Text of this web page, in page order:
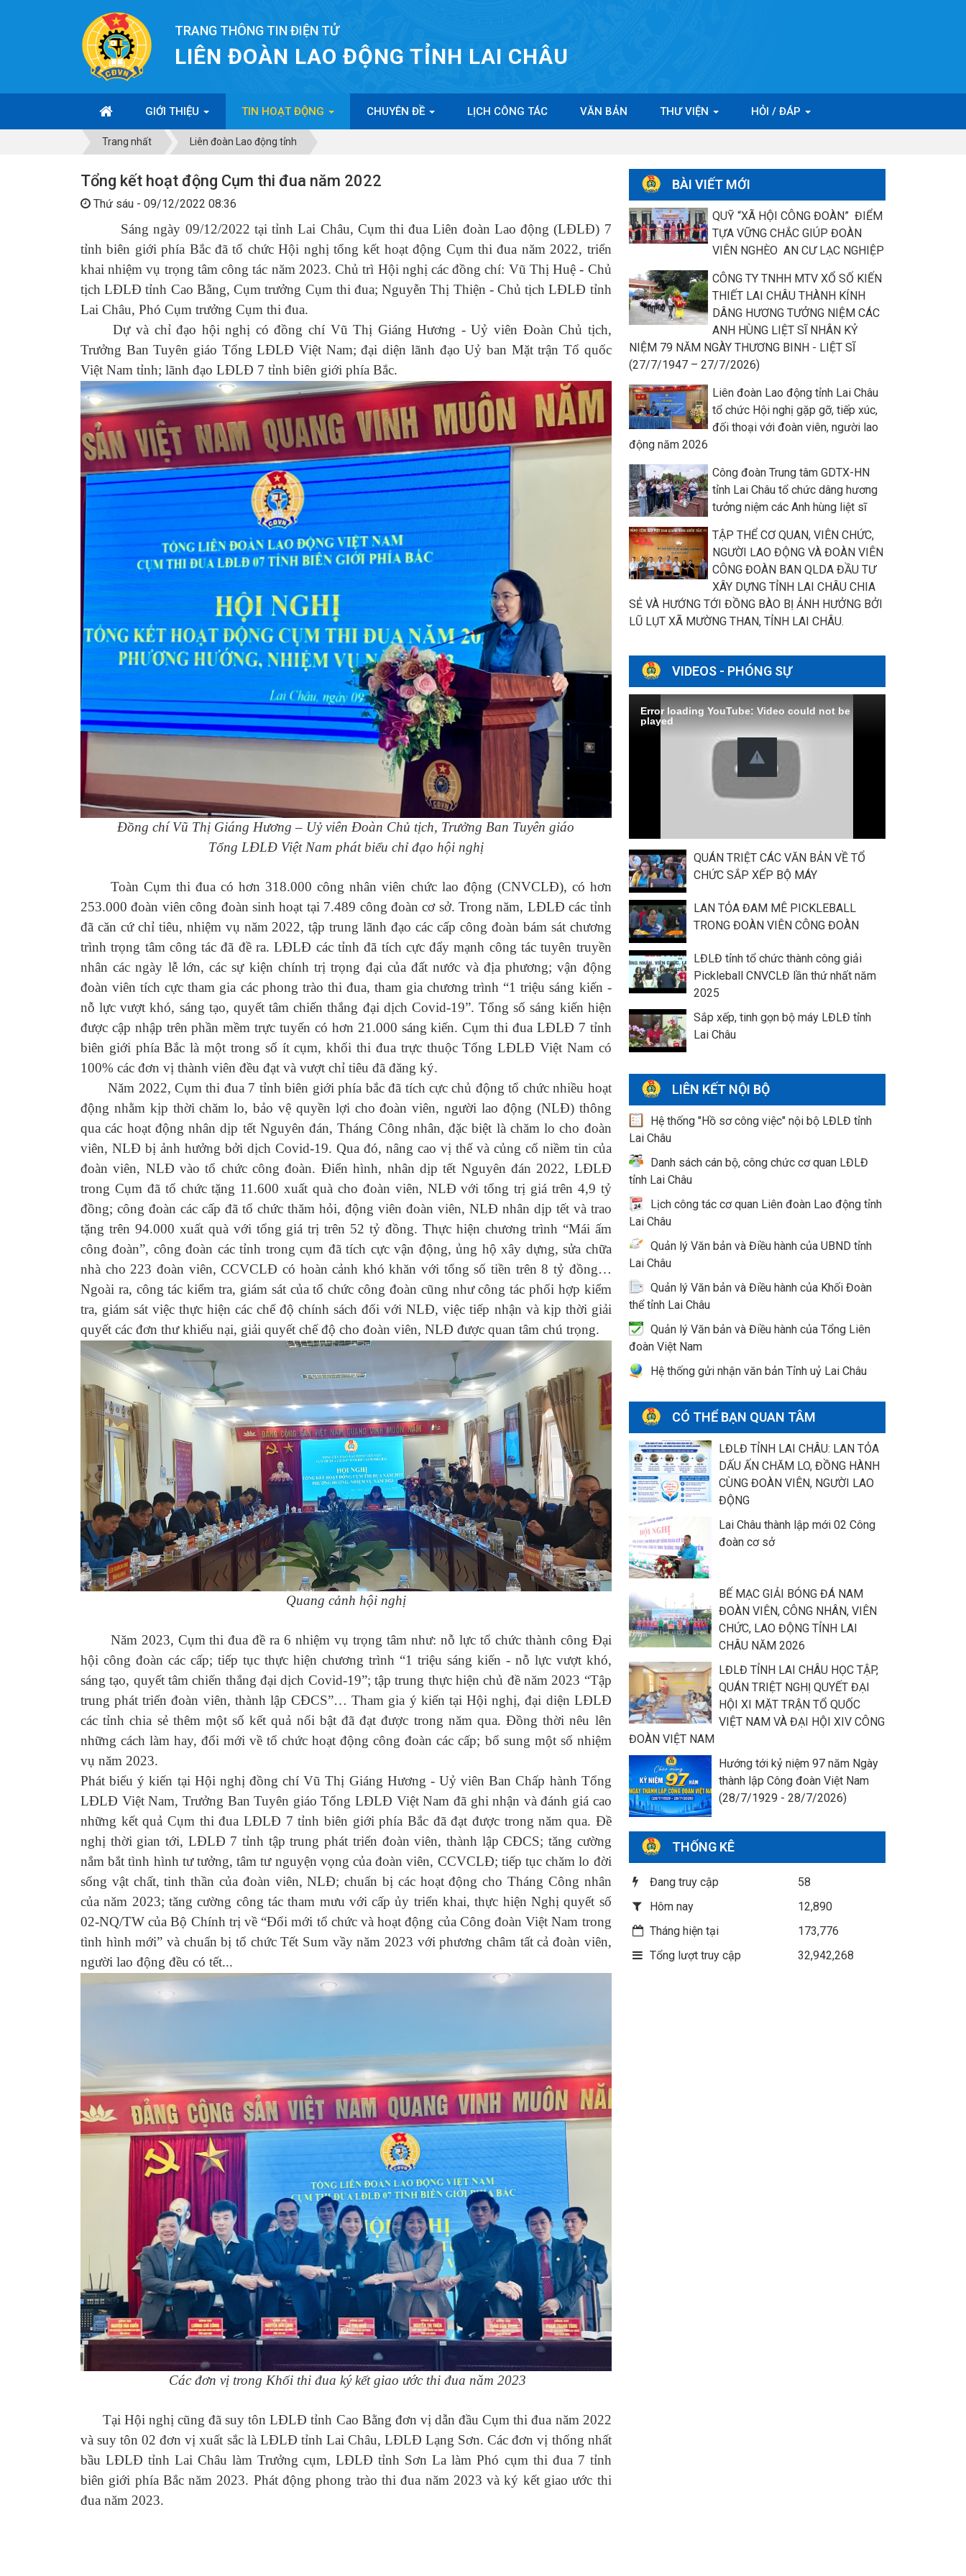
TRANG THÔNG TIN ĐIỆN TỬ
LIÊN ĐOÀN LAO ĐỘNG TỈNH LAI CHÂU
GIỚI THIỆU TIN HOẠT ĐỘNG CHUYÊN ĐỀ LỊCH CÔNG TÁC VĂN BẢN THƯ VIỆN HỎI / ĐÁP
Trang nhất Liên đoàn Lao động tỉnh
Tổng kết hoạt động Cụm thi đua năm 2022
Thứ sáu - 09/12/2022 08:36
Sáng ngày 09/12/2022 tại tỉnh Lai Châu, Cụm thi đua Liên đoàn Lao động (LĐLĐ) 7
tỉnh biên giới phía Bắc đã tổ chức Hội nghị tổng kết hoạt động Cụm thi đua năm 2022, triển
khai nhiệm vụ trọng tâm công tác năm 2023. Chủ trì Hội nghị các đồng chí: Vũ Thị Huệ - Chủ
tịch LĐLĐ tỉnh Cao Bằng, Cụm trưởng Cụm thi đua; Nguyễn Thị Thiện - Chủ tịch LĐLĐ tỉnh
Lai Châu, Phó Cụm trưởng Cụm thi đua.
Dự và chỉ đạo hội nghị có đồng chí Vũ Thị Giáng Hương - Uỷ viên Đoàn Chủ tịch,
Trưởng Ban Tuyên giáo Tổng LĐLĐ Việt Nam; đại diện lãnh đạo Uỷ ban Mặt trận Tổ quốc
Việt Nam tỉnh; lãnh đạo LĐLĐ 7 tỉnh biên giới phía Bắc.
Đồng chí Vũ Thị Giáng Hương – Uỷ viên Đoàn Chủ tịch, Trưởng Ban Tuyên giáo
Tổng LĐLĐ Việt Nam phát biểu chỉ đạo hội nghị
Toàn Cụm thi đua có hơn 318.000 công nhân viên chức lao động (CNVCLĐ), có hơn
253.000 đoàn viên công đoàn sinh hoạt tại 7.489 công đoàn cơ sở. Trong năm, LĐLĐ các tỉnh
đã căn cứ chỉ tiêu, nhiệm vụ năm 2022, tập trung lãnh đạo các cấp công đoàn bám sát chương
trình trọng tâm công tác đã đề ra. LĐLĐ các tỉnh đã tích cực đẩy mạnh công tác tuyên truyền
nhân các ngày lễ lớn, các sự kiện chính trị trọng đại của đất nước và địa phương; vận động
đoàn viên tích cực tham gia các phong trào thi đua, tham gia chương trình “1 triệu sáng kiến -
nỗ lực vượt khó, sáng tạo, quyết tâm chiến thắng đại dịch Covid-19”. Tổng số sáng kiến hiện
được cập nhập trên phần mềm trực tuyến có hơn 21.000 sáng kiến. Cụm thi đua LĐLĐ 7 tỉnh
biên giới phía Bắc là một trong số ít cụm, khối thi đua trực thuộc Tổng LĐLĐ Việt Nam có
100% các đơn vị thành viên đều đạt và vượt chỉ tiêu đã đăng ký.
Năm 2022, Cụm thi đua 7 tỉnh biên giới phía bắc đã tích cực chủ động tổ chức nhiều hoạt
động nhằm kịp thời chăm lo, bảo vệ quyền lợi cho đoàn viên, người lao động (NLĐ) thông
qua các hoạt động nhân dịp tết Nguyên đán, Tháng Công nhân, đặc biệt là chăm lo cho đoàn
viên, NLĐ bị ảnh hưởng bởi dịch Covid-19. Qua đó, nâng cao vị thế và củng cố niềm tin của
đoàn viên, NLĐ vào tổ chức công đoàn. Điển hình, nhân dịp tết Nguyên đán 2022, LĐLĐ
trong Cụm đã tổ chức tặng 11.600 xuất quà cho đoàn viên, NLĐ với tổng trị giá trên 4,9 tỷ
đồng; công đoàn các cấp đã tổ chức thăm hỏi, động viên đoàn viên, NLĐ nhân dịp tết và trao
tặng trên 94.000 xuất quà với tổng giá trị trên 52 tỷ đồng. Thực hiện chương trình “Mái ấm
công đoàn”, công đoàn các tỉnh trong cụm đã tích cực vận động, ủng hộ xây dựng, sửa chữa
nhà cho 223 đoàn viên, CCVCLĐ có hoàn cảnh khó khăn với tổng số tiền trên 8 tỷ đồng…
Ngoài ra, công tác kiểm tra, giám sát của tổ chức công đoàn cũng như công tác phối hợp kiểm
tra, giám sát việc thực hiện các chế độ chính sách đối với NLĐ, việc tiếp nhận và kịp thời giải
quyết các đơn thư khiếu nại, giải quyết chế độ cho đoàn viên, NLĐ được quan tâm chú trọng.
Quang cảnh hội nghị
Năm 2023, Cụm thi đua đề ra 6 nhiệm vụ trọng tâm như: nỗ lực tổ chức thành công Đại
hội công đoàn các cấp; tiếp tục thực hiện chương trình “1 triệu sáng kiến - nỗ lực vượt khó,
sáng tạo, quyết tâm chiến thắng đại dịch Covid-19”; tập trung thực hiện chủ đề năm 2023 “Tập
trung phát triển đoàn viên, thành lập CĐCS”… Tham gia ý kiến tại Hội nghị, đại diện LĐLĐ
các tỉnh chia sẻ thêm một số kết quả nổi bật đã đạt được trong năm qua. Đồng thời nêu lên
những cách làm hay, đổi mới về tổ chức hoạt động công đoàn các cấp; bổ sung một số nhiệm
vụ năm 2023.
Phát biểu ý kiến tại Hội nghị đồng chí Vũ Thị Giáng Hương - Uỷ viên Ban Chấp hành Tổng
LĐLĐ Việt Nam, Trưởng Ban Tuyên giáo Tổng LĐLĐ Việt Nam đã ghi nhận và đánh giá cao
những kết quả Cụm thi đua LĐLĐ 7 tỉnh biên giới phía Bắc đã đạt được trong năm qua. Đề
nghị thời gian tới, LĐLĐ 7 tỉnh tập trung phát triển đoàn viên, thành lập CĐCS; tăng cường
nắm bắt tình hình tư tưởng, tâm tư nguyện vọng của đoàn viên, CCVCLĐ; tiếp tục chăm lo đời
sống vật chất, tinh thần của đoàn viên, NLĐ; chuẩn bị các hoạt động cho Tháng Công nhân
của năm 2023; tăng cường công tác tham mưu với cấp ủy triển khai, thực hiện Nghị quyết số
02-NQ/TW của Bộ Chính trị về “Đổi mới tổ chức và hoạt động của Công đoàn Việt Nam trong
tình hình mới” và chuẩn bị tổ chức Tết Sum vầy năm 2023 với phương châm tất cả đoàn viên,
người lao động đều có tết...
Các đơn vị trong Khối thi đua ký kết giao ước thi đua năm 2023
Tại Hội nghị cũng đã suy tôn LĐLĐ tỉnh Cao Bằng đơn vị dẫn đầu Cụm thi đua năm 2022
và suy tôn 02 đơn vị xuất sắc là LĐLĐ tỉnh Lai Châu, LĐLĐ Lạng Sơn. Các đơn vị thống nhất
bầu LĐLĐ tỉnh Lai Châu làm Trưởng cụm, LĐLĐ tỉnh Sơn La làm Phó cụm thi đua 7 tỉnh
biên giới phía Bắc năm 2023. Phát động phong trào thi đua năm 2023 và ký kết giao ước thi
đua năm 2023.
BÀI VIẾT MỚI
QUỸ “XÃ HỘI CÔNG ĐOÀN” ĐIỂM
TỰA VỮNG CHẮC GIÚP ĐOÀN
VIÊN NGHÈO AN CƯ LẠC NGHIỆP
CÔNG TY TNHH MTV XỔ SỐ KIẾN
THIẾT LAI CHÂU THÀNH KÍNH
DÂNG HƯƠNG TƯỞNG NIỆM CÁC
ANH HÙNG LIỆT SĨ NHÂN KỶ
NIỆM 79 NĂM NGÀY THƯƠNG BINH - LIỆT SĨ
(27/7/1947 – 27/7/2026)
Liên đoàn Lao động tỉnh Lai Châu
tổ chức Hội nghị gặp gỡ, tiếp xúc,
đối thoại với đoàn viên, người lao
động năm 2026
Công đoàn Trung tâm GDTX-HN
tỉnh Lai Châu tổ chức dâng hương
tưởng niệm các Anh hùng liệt sĩ
TẬP THỂ CƠ QUAN, VIÊN CHỨC,
NGƯỜI LAO ĐỘNG VÀ ĐOÀN VIÊN
CÔNG ĐOÀN BAN QLDA ĐẦU TƯ
XÂY DỰNG TỈNH LAI CHÂU CHIA
SẺ VÀ HƯỚNG TỚI ĐỒNG BÀO BỊ ẢNH HƯỞNG BỞI
LŨ LỤT XÃ MƯỜNG THAN, TỈNH LAI CHÂU.
VIDEOS - PHÓNG SỰ
Error loading YouTube: Video could not be
played
QUÁN TRIỆT CÁC VĂN BẢN VỀ TỔ
CHỨC SẮP XẾP BỘ MÁY
LAN TỎA ĐAM MÊ PICKLEBALL
TRONG ĐOÀN VIÊN CÔNG ĐOÀN
LĐLĐ tỉnh tổ chức thành công giải
Pickleball CNVCLĐ lần thứ nhất năm
2025
Sắp xếp, tinh gọn bộ máy LĐLĐ tỉnh
Lai Châu
LIÊN KẾT NỘI BỘ
Hệ thống "Hồ sơ công việc" nội bộ LĐLĐ tỉnh
Lai Châu
Danh sách cán bộ, công chức cơ quan LĐLĐ
tỉnh Lai Châu
Lịch công tác cơ quan Liên đoàn Lao động tỉnh
Lai Châu
Quản lý Văn bản và Điều hành của UBND tỉnh
Lai Châu
Quản lý Văn bản và Điều hành của Khối Đoàn
thể tỉnh Lai Châu
Quản lý Văn bản và Điều hành của Tổng Liên
đoàn Việt Nam
Hệ thống gửi nhận văn bản Tỉnh uỷ Lai Châu
CÓ THỂ BẠN QUAN TÂM
LĐLĐ TỈNH LAI CHÂU: LAN TỎA
DẤU ẤN CHĂM LO, ĐỒNG HÀNH
CÙNG ĐOÀN VIÊN, NGƯỜI LAO
ĐỘNG
Lai Châu thành lập mới 02 Công
đoàn cơ sở
BẾ MẠC GIẢI BÓNG ĐÁ NAM
ĐOÀN VIÊN, CÔNG NHÂN, VIÊN
CHỨC, LAO ĐỘNG TỈNH LAI
CHÂU NĂM 2026
LĐLĐ TỈNH LAI CHÂU HỌC TẬP,
QUÁN TRIỆT NGHỊ QUYẾT ĐẠI
HỘI XI MẶT TRẬN TỔ QUỐC
VIỆT NAM VÀ ĐẠI HỘI XIV CÔNG
ĐOÀN VIỆT NAM
Hướng tới kỷ niệm 97 năm Ngày
thành lập Công đoàn Việt Nam
(28/7/1929 - 28/7/2026)
THỐNG KÊ
Đang truy cập
58
Hôm nay
12,890
Tháng hiện tại
173,776
Tổng lượt truy cập
32,942,268